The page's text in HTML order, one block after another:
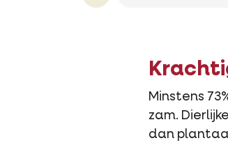
Minstens
zam.
dan